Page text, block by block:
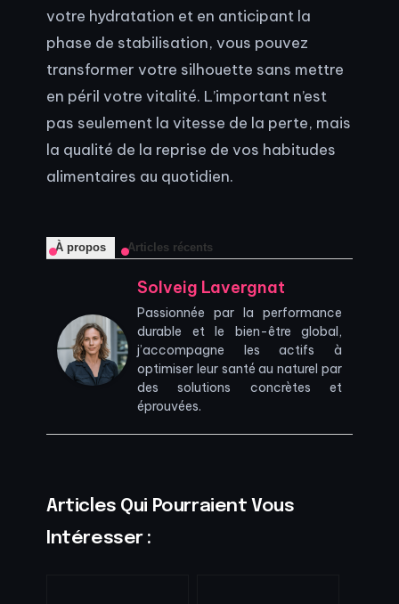
votre hydratation et en anticipant la
phase de stabilisation, vous pouvez
transformer votre silhouette sans mettre
en péril votre vitalité. L’important n’est
pas seulement la vitesse de la perte, mais
la qualité de la reprise de vos habitudes
alimentaires au quotidien.
À propos Articles récents
Solveig Lavergnat
Passionnée par la performance
durable et le bien-être global,
j’accompagne les actifs à
optimiser leur santé au naturel par
des solutions concrètes et
éprouvées.
Articles Qui Pourraient Vous
Intéresser :